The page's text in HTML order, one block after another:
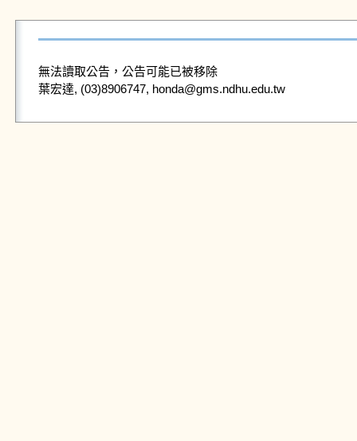
無法讀取公告，公告可能已被移除
葉宏達, (03)8906747, honda@gms.ndhu.edu.tw